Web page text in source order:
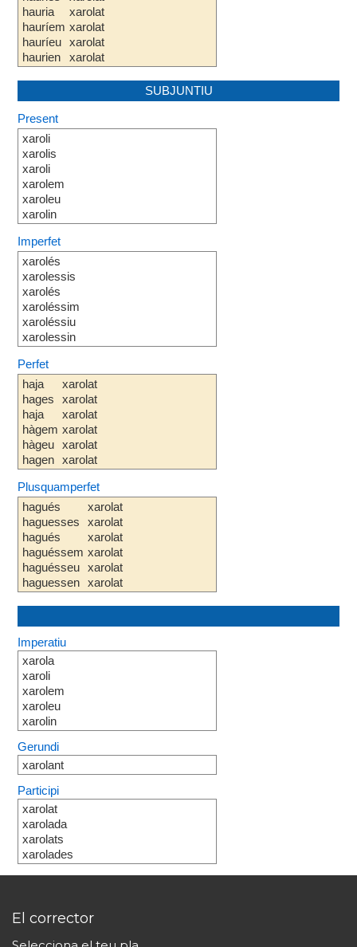
hauria
hauríem
hauríeu
haurien
xarolat
xarolat
xarolat
xarolat
SUBJUNTIU
Present
xaroli
xarolis
xaroli
xarolem
xaroleu
xarolin
Imperfet
xarolés
xarolessis
xarolés
xaroléssim
xaroléssiu
xarolessin
Perfet
haja
hages
haja
hàgem
hàgeu
hagen
xarolat
xarolat
xarolat
xarolat
xarolat
xarolat
Plusquamperfet
hagués
haguesses
hagués
haguéssem
haguésseu
haguessen
xarolat
xarolat
xarolat
xarolat
xarolat
xarolat
Imperatiu
xarola
xaroli
xarolem
xaroleu
xarolin
Gerundi
xarolant
Participi
xarolat
xarolada
xarolats
xarolades
El corrector